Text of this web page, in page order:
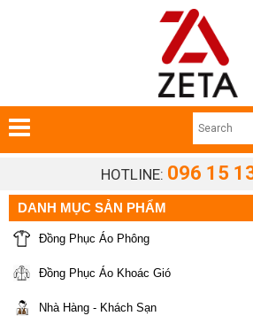
HOTLINE: 096 15
DANH MỤC SẢN PHẨM
Đồng Phục Áo Phông
Đồng Phục Áo Khoác Gió
Nhà Hàng - Khách Sạn